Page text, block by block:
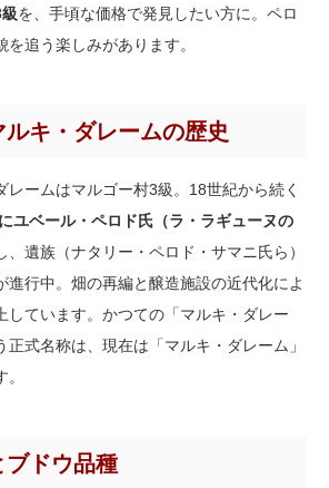
を、手頃な価格で発見したい方に。ペロ
を追う楽しみがあります。
ルキ・ダレームの歴史
レームはマルゴー村3級。18世紀から続く
ユベール・ペロド氏（ラ・ラギューヌの
、遺族（ナタリー・ペロド・サマニ氏ら）
進行中。畑の再編と醸造施設の近代化によ
しています。かつての「マルキ・ダレー
正式名称は、現在は「マルキ・ダレーム」
ブドウ品種